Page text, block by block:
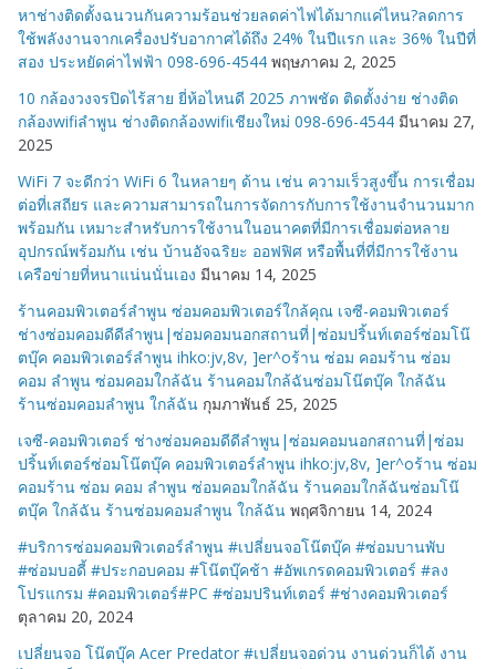
หาช่างติดตั้งฉนวนกันความร้อนช่วยลดค่าไฟได้มากแค่ไหน?ลดการ
ใช้พลังงานจากเครื่องปรับอากาศได้ถึง 24% ในปีแรก และ 36% ในปีที่
สอง ประหยัดค่าไฟฟ้า 098-696-4544 พฤษภาคม 2, 2025
10 กล้องวงจรปิดไร้สาย ยี่ห้อไหนดี 2025 ภาพชัด ติดตั้งง่าย ช่างติด
กล้องwifiลำพูน ช่างติดกล้องwifiเชียงใหม่ 098-696-4544 มีนาคม 27,
2025
WiFi 7 จะดีกว่า WiFi 6 ในหลายๆ ด้าน เช่น ความเร็วสูงขึ้น การเชื่อม
ต่อที่เสถียร และความสามารถในการจัดการกับการใช้งานจำนวนมาก
พร้อมกัน เหมาะสำหรับการใช้งานในอนาคตที่มีการเชื่อมต่อหลาย
อุปกรณ์พร้อมกัน เช่น บ้านอัจฉริยะ ออฟฟิศ หรือพื้นที่ที่มีการใช้งาน
เครือข่ายที่หนาแน่นนั่นเอง มีนาคม 14, 2025
ร้านคอมพิวเตอร์ลำพูน ซ่อมคอมพิวเตอร์ใกล้คุณ เจซี-คอมพิวเตอร์
ช่างซ่อมคอมดีดีลำพูน|ซ่อมคอมนอกสถานที่|ซ่อมปริ้นท์เตอร์ซ่อมโน๊
ตบุ๊ค คอมพิวเตอร์ลำพูน ihko:jv,8v, ]er^oร้าน ซ่อม คอมร้าน ซ่อม
คอม ลำพูน ซ่อมคอมใกล้ฉัน ร้านคอมใกล้ฉันซ่อมโน๊ตบุ๊ค ใกล้ฉัน
ร้านซ่อมคอมลำพูน ใกล้ฉัน กุมภาพันธ์ 25, 2025
เจซี-คอมพิวเตอร์ ช่างซ่อมคอมดีดีลำพูน|ซ่อมคอมนอกสถานที่|ซ่อม
ปริ้นท์เตอร์ซ่อมโน๊ตบุ๊ค คอมพิวเตอร์ลำพูน ihko:jv,8v, ]er^oร้าน ซ่อม
คอมร้าน ซ่อม คอม ลำพูน ซ่อมคอมใกล้ฉัน ร้านคอมใกล้ฉันซ่อมโน๊
ตบุ๊ค ใกล้ฉัน ร้านซ่อมคอมลำพูน ใกล้ฉัน พฤศจิกายน 14, 2024
#บริการซ่อมคอมพิวเตอร์ลำพูน #เปลี่ยนจอโน๊ตบุ๊ค #ซ่อมบานพับ
#ซ่อมบอดี้ #ประกอบคอม #โน๊ตบุ๊คช้า #อัพเกรดคอมพิวเตอร์ #ลง
โปรแกรม #คอมพิวเตอร์#PC #ซ่อมปรินท์เตอร์ #ช่างคอมพิวเตอร์
ตุลาคม 20, 2024
เปลี่ยนจอ โน๊ตบุ๊ค Acer Predator #เปลี่ยนจอด่วน งานด่วนก็ได้ งาน